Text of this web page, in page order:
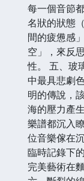
每一個音節
名狀的狀態
間的疲憊感
空」，來反
性。 五、玻
中最具悲劇
明的傳說，
海的壓力產
樂譜都沉入
位音樂傢在
臨時記錄下
完美藝術在